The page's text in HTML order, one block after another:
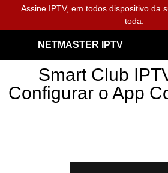
Assine IPTV, em todos dispositivo da
toda.
NETMASTER IPTV
Smart Club
Configurar o App